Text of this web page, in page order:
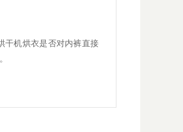
干机烘衣是否对内裤直接